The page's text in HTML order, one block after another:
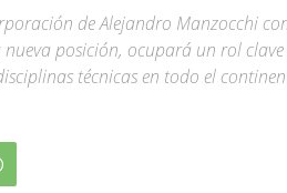
de Alejandro Manzocchi
nueva posición, ocupará un rol
técnicas en todo el